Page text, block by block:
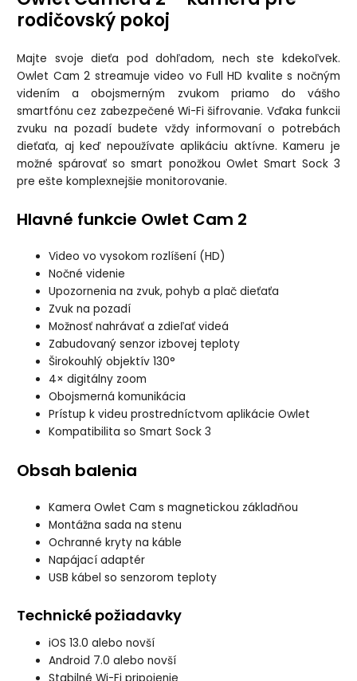
rodičovský pokoj
Majte svoje dieťa pod dohľadom, nech ste kdekoľvek.
Owlet Cam 2 streamuje video vo Full HD kvalite s nočným
videním a obojsmerným zvukom priamo do vášho
smartfónu cez zabezpečené Wi-Fi šifrovanie. Vďaka funkcii
zvuku na pozadí budete vždy informovaní o potrebách
dieťaťa, aj keď nepoužívate aplikáciu aktívne.Kameru je
možné spárovať sosmart ponožkou Owlet Smart Sock 3
pre ešte komplexnejšie monitorovanie.
Hlavné funkcie Owlet Cam 2
Video vo vysokom rozlíšení (HD)
Nočné videnie
Upozornenia na zvuk, pohyb a plač dieťaťa
Zvuk na pozadí
Možnosť nahrávať a zdieľať videá
Zabudovaný senzor izbovej teploty
Širokouhlý objektív 130°
4× digitálny zoom
Obojsmerná komunikácia
Prístup k videu prostredníctvom aplikácieOwlet
Kompatibilita soSmart Sock 3
Obsah balenia
Kamera Owlet Cam s magnetickou základňou
Montážna sada na stenu
Ochranné kryty na káble
Napájací adaptér
USB kábel so senzorom teploty
Technické požiadavky
iOS 13.0 alebo novší
Android 7.0 alebo novší